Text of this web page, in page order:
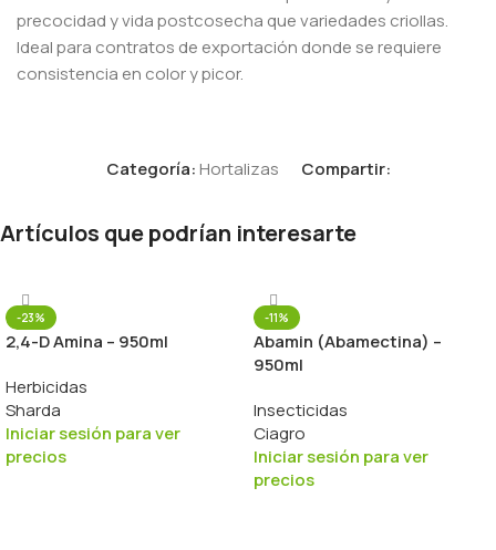
precocidad y vida postcosecha que variedades criollas.
Ideal para contratos de exportación donde se requiere
consistencia en color y picor.
Categoría:Hortalizas Compartir:
Artículos que podrían interesarte
-23%
2,4-D Amina – 950ml
Herbicidas
Sharda
Iniciar sesión para ver
precios
-11%
Abamin (Abamectina) –
950ml
Insecticidas
Ciagro
Iniciar sesión para ver
precios